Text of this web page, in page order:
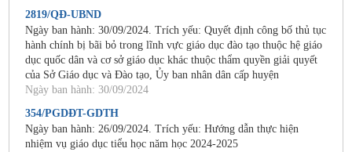
2819/QĐ-UBND
Ngày ban hành: 30/09/2024. Trích yếu: Quyết định công bố thủ tục
hành chính bị bãi bỏ trong lĩnh vực giáo dục đào tạo thuộc hệ giáo
dục quốc dân và cơ sở giáo dục khác thuộc thẩm quyền giải quyết
của Sở Giáo dục và Đào tạo, Ủy ban nhân dân cấp huyện
Ngày ban hành: 30/09/2024
354/PGDĐT-GDTH
Ngày ban hành: 26/09/2024. Trích yếu: Hướng dẫn thực hiện
nhiệm vụ giáo dục tiểu học năm học 2024-2025